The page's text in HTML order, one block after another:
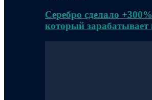
Серебро сделало
который зарабатывает